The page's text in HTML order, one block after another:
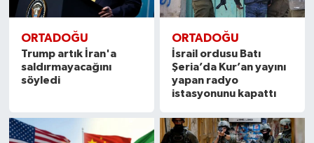
ORTADOĞU
Trump artık İran'a
saldırmayacağını
söyledi
ORTADOĞU
İsrail ordusu Batı
Şeria’da Kur’an yayını
yapan radyo
istasyonunu kapattı